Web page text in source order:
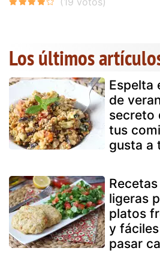
Los últimos
Espelta
de
secreto
tus
gusta a
ligeras
platos
y
pasar